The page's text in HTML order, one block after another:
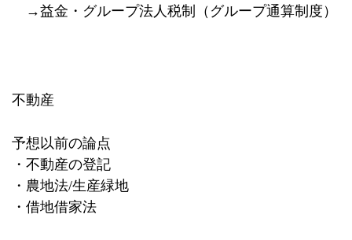
→益金・グループ法人税制（グループ通算制度）
不動産
予想以前の論点
・不動産の登記
・農地法/生産緑地
・借地借家法